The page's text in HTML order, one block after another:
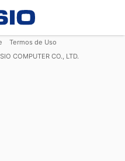
Termos de Uso
COMPUTER CO., LTD.